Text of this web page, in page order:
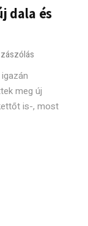
dala és
meg új
is-, most